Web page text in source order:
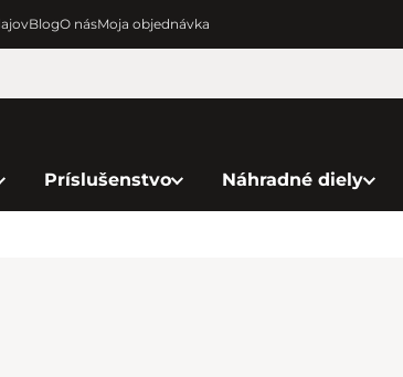
BlogO násMoja objednávka
Príslušenstvo Náhradné diely